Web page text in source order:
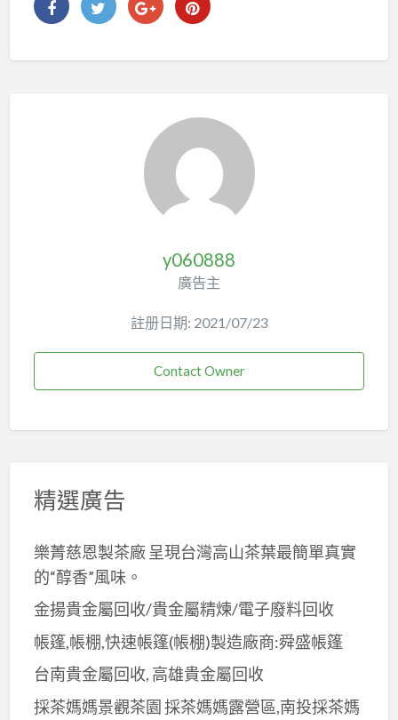
y060888
廣告主
註册日期: 2021/07/23
Contact Owner
精選廣告
樂菁慈恩製茶廠 呈現台灣高山茶葉最簡單真實
的“醇香”風味。
金揚貴金屬回收/貴金屬精煉/電子廢料回收
帳篷,帳棚,快速帳篷(帳棚)製造廠商:舜盛帳篷
台南貴金屬回收, 高雄貴金屬回收
採茶媽媽景觀茶園 採茶媽媽露營區,南投採茶媽